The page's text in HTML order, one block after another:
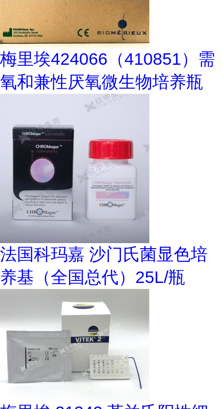
梅里埃424066（410851）需
氧和兼性厌氧微生物培养瓶
法国科玛嘉 沙门氏菌显色培
养基（全国总代）25L/瓶